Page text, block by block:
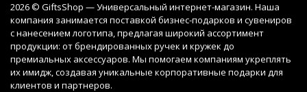
2026 © GiftsShop — Универсальный интернет-магазин. Наша
компания занимается поставкой бизнес-подарков и сувениров
с нанесением логотипа, предлагая широкий ассортимент
продукции: от брендированных ручек и кружек до
премиальных аксессуаров. Мы помогаем компаниям укреплять
их имидж, создавая уникальные корпоративные подарки для
клиентов и партнеров.